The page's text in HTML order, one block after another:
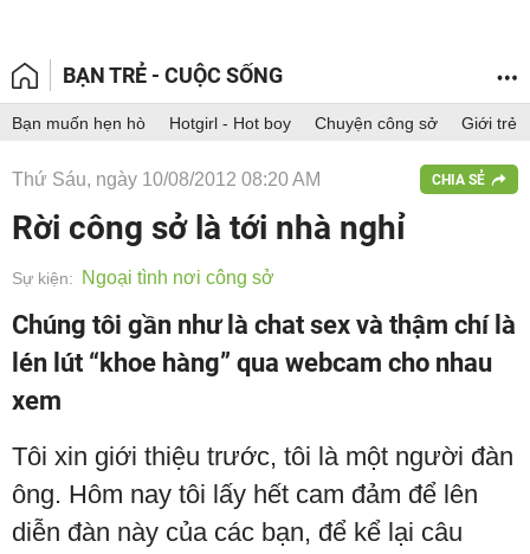
BẠN TRẺ - CUỘC SỐNG
Bạn muốn hẹn hò Hotgirl - Hot boy Chuyện công sở Giới trẻ
Thứ Sáu, ngày 10/08/2012 08:20 AM CHIA SẺ
Rời công sở là tới nhà nghỉ
Sự kiện: Ngoại tình nơi công sở
Chúng tôi gần như là chat sex và thậm chí là
lén lút “khoe hàng” qua webcam cho nhau
xem
Tôi xin giới thiệu trước, tôi là một người đàn
ông. Hôm nay tôi lấy hết cam đảm để lên
diễn đàn này của các bạn, để kể lại câu